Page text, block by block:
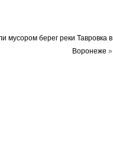
мусором берег реки Тавровка в
Воронеже »